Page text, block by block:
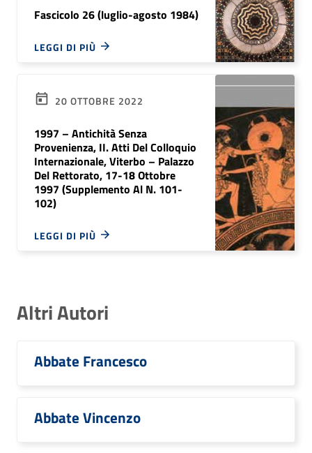
Fascicolo 26 (luglio-agosto 1984)
LEGGI DI PIÙ
20 OTTOBRE 2022
1997 – Antichità Senza
Provenienza, II. Atti Del Colloquio
Internazionale, Viterbo – Palazzo
Del Rettorato, 17-18 Ottobre
1997 (Supplemento Al N. 101-
102)
LEGGI DI PIÙ
Altri Autori
Abbate Francesco
Abbate Vincenzo